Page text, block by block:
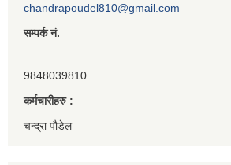
chandrapoudel810@gmail.com
सम्पर्क नं.
9848039810
कर्मचारीहरु :
चन्द्रा पौडेल